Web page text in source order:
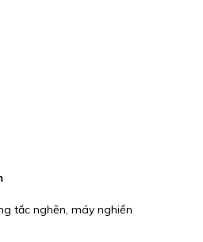
tắc nghẽn, máy nghiền